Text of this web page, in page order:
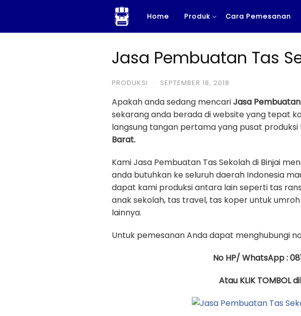
content
Home Produk Cara Pemesanan
Jasa Pembuatan Tas
PRODUKSI · SEPTEMBER 18, 2018
Apakah anda sedang mencariJasa Pembuatan
sekarang anda berada di website yang tepat
langsung tangan pertama yang pusat
Barat.
Kami Jasa Pembuatan Tas Sekolah di Binjai
anda butuhkan ke seluruh daerah Indonesia
dapat kami produksi antara lain seperti tas
anak sekolah, tas travel, tas koper untuk
lainnya.
Untuk pemesanan Anda dapat menghubungi
No HP/ WhatsApp :
Atau KLIK TOMBOL